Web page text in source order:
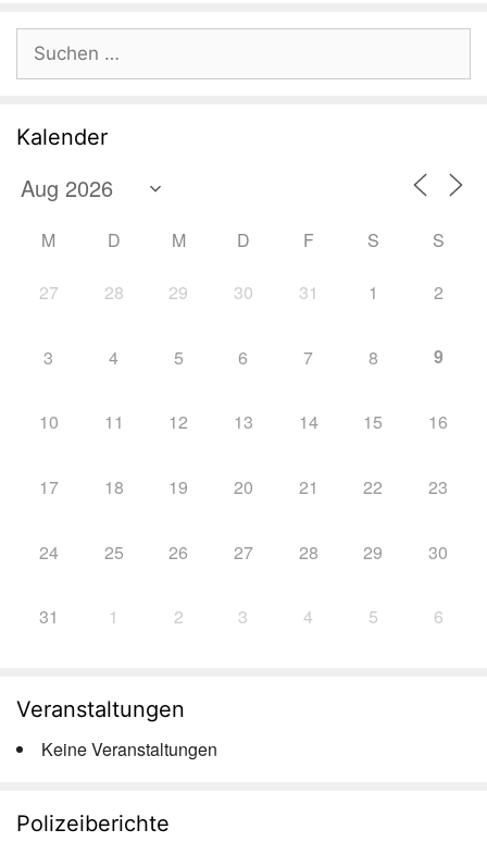
Suchen
nach:
Kalender
M D M D F S S
27 28 29 30 31 1 2
3 4 5 6 7 8 9
10 11 12 13 14 15 16
17 18 19 20 21 22 23
24 25 26 27 28 29 30
31 1 2 3 4 5 6
Veranstaltungen
Keine Veranstaltungen
Polizeiberichte